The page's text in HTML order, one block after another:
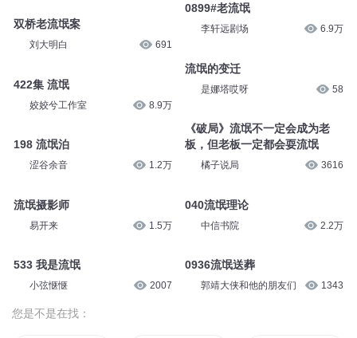
双桥老流氓案
刘大明白 691
422集 流氓
姣姣兮工作室 8.9万
198 流氓泊
涩谷余音 1.2万
流氓摄影师
易开来 1.5万
533 我是流氓
小弦惬惬 2007
0899#老流氓
李轩远剧场 6.9万
流氓的变迁
是娜塔哎呀 58
《破局》流氓不一定会成为老
板，但老板一定都会耍流氓
橘子说局 3616
040流氓理论
中信书院 2.2万
0936流氓送葬
郭靖大侠和他的朋友们 1343
您是不是在找：